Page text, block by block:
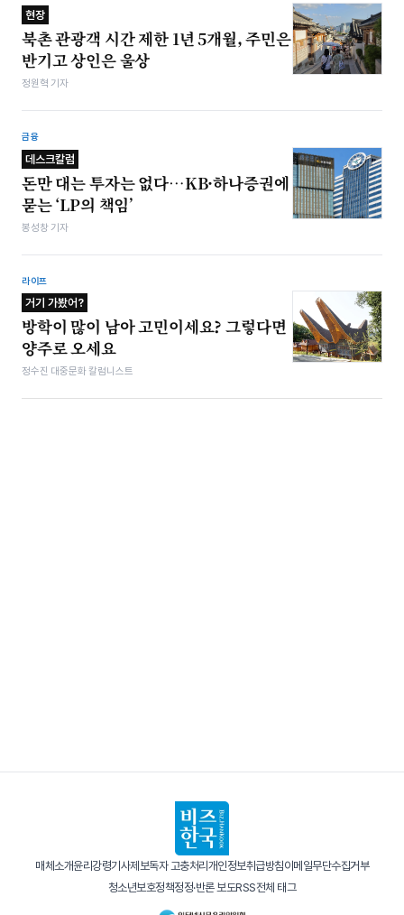
현장
북촌 관광객 시간 제한 1년 5개월, 주민은
반기고 상인은 울상
정원혁 기자
금융
데스크칼럼
돈만 대는 투자는 없다…KB·하나증권에
묻는 ‘LP의 책임’
봉성창 기자
라이프
거기 가봤어?
방학이 많이 남아 고민이세요? 그렇다면
양주로 오세요
정수진 대중문화 칼럼니스트
매체소개윤리강령기사제보독자 고충처리 개인정보취급방침이메일무단수집거부
청소년보호정책정정·반론 보도RSS전체 태그